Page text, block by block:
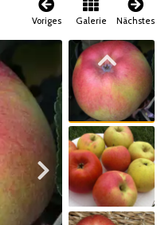
Voriges Galerie Nächstes
Zum nächsten Bild
Zum vorigen Bild